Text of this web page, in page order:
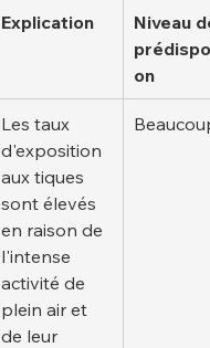
Explication
Niveau de
on
Les taux
d'exposition
aux tiques
sont élevés
en raison de
l'intense
activité de
plein air et
de leur
Beaucoup